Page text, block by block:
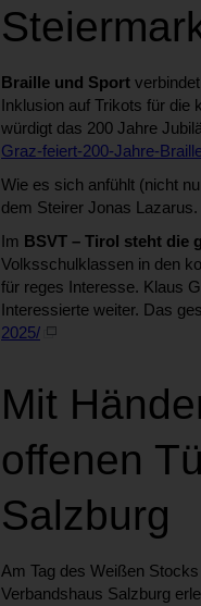
Braille und Sport verbindet
Inklusion auf Trikots für die
würdigt das 200 Jahre
Graz-feiert-200-Jahre-
Wie es sich anfühlt (nicht
dem Steirer Jonas Lazarus.
Im BSVT – Tirol steht die
Volksschulklassen in den
für reges Interesse. Klaus
Interessierte weiter. Das
2025/
Mit
offenen
Salzburg
Am Tag des Weißen
Verbandshaus Salzburg